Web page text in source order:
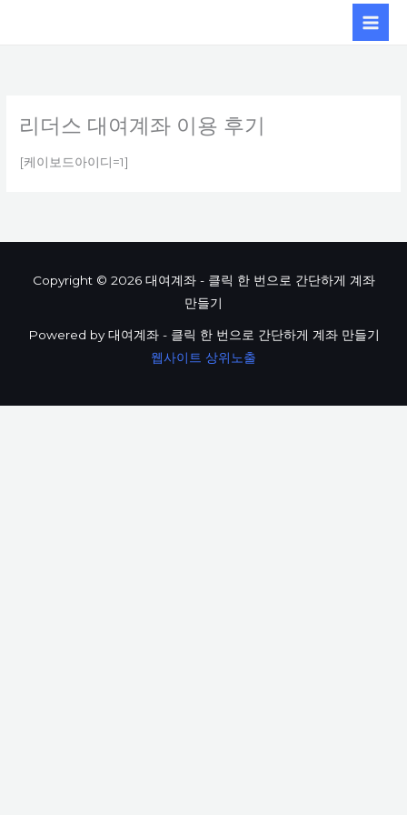
리더스 대여계좌 이용 후기
[케이보드아이디=1]
Copyright © 2026 대여계좌 - 클릭 한 번으로 간단하게 계좌
만들기
Powered by 대여계좌 - 클릭 한 번으로 간단하게 계좌 만들기
웹사이트 상위노출